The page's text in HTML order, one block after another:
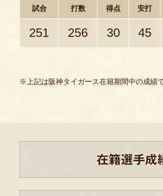
試合 打数 得点 安打
251 256 30 45
※上記は阪神タイガース在籍期間中の成績